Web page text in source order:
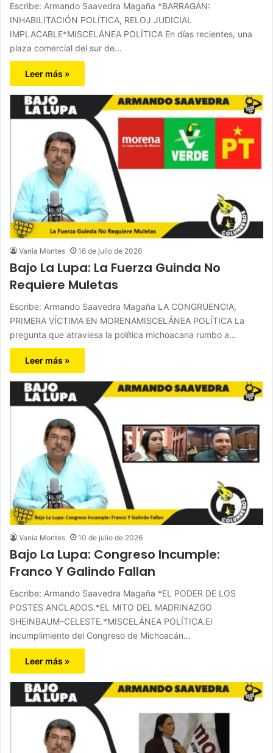
Escribe: Armando Saavedra Magaña *BARRAGÁN:
INHABILITACIÓN POLÍTICA, RELOJ JUDICIAL
IMPLACABLE*MISCELÁNEA POLÍTICA En días recientes, una
plaza comercial del sur de…
Leer más »
Vania Montes 16 de julio de 2026
Bajo La Lupa: La Fuerza Guinda No
Requiere Muletas
Escribe: Armando Saavedra Magaña LA CONGRUENCIA,
PRIMERA VÍCTIMA EN MORENAMISCELÁNEA POLÍTICA La
pregunta que atraviesa la política michoacana rumbo a…
Leer más »
Vania Montes 10 de julio de 2026
Bajo La Lupa: Congreso Incumple:
Franco Y Galindo Fallan
Escribe: Armando Saavedra Magaña *EL PODER DE LOS
POSTES ANCLADOS.*EL MITO DEL MADRINAZGO
SHEINBAUM–CELESTE.*MISCELÁNEA POLÍTICA.El
incumplimiento del Congreso de Michoacán…
Leer más »